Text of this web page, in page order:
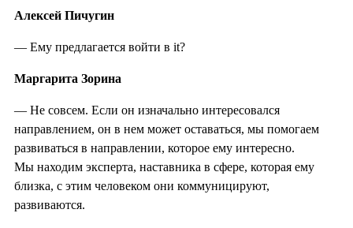
Алексей Пичугин
— Ему предлагается войти в it?
Маргарита Зорина
— Не совсем. Если он изначально интересовался
направлением, он в нем может оставаться, мы помогаем
развиваться в направлении, которое ему интересно.
Мы находим эксперта, наставника в сфере, которая ему
близка, с этим человеком они коммуницируют,
развиваются.